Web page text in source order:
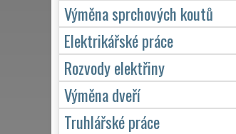
Výměna sprchových koutů
Elektrikářské práce
Rozvody elektřiny
Výměna dveří
Truhlářské práce